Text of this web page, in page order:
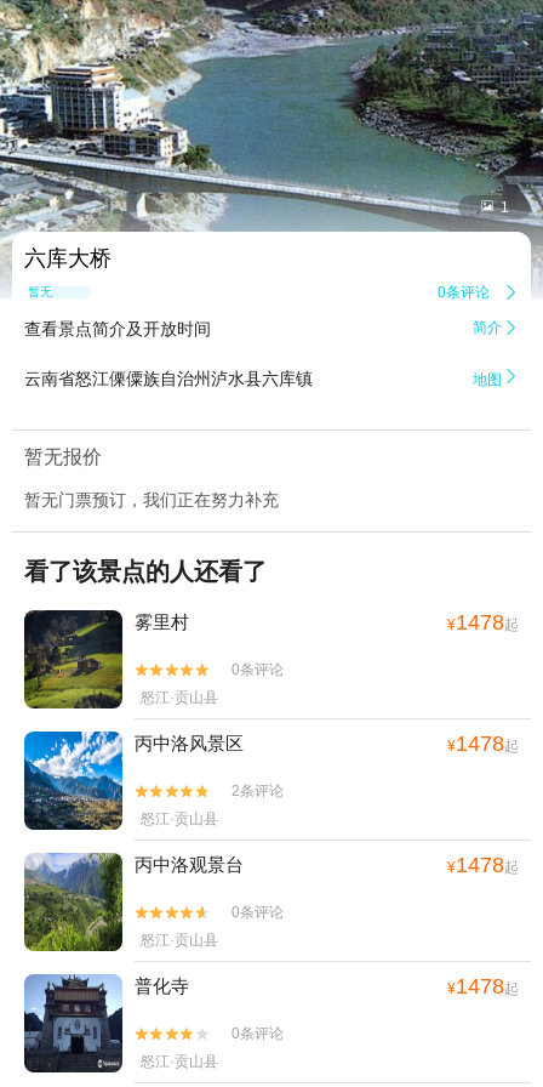
 1
六库大桥
暂无点评 0条评论 
查看景点简介及开放时间 简介 
云南省怒江傈僳族自治州泸水县六库镇 地图 
暂无报价
暂无门票预订，我们正在努力补充
看了该景点的人还看了
雾里村 ¥1478起


0条评论
怒江·贡山县
丙中洛风景区 ¥1478起


2条评论
怒江·贡山县
丙中洛观景台 ¥1478起


0条评论
怒江·贡山县
普化寺 ¥1478起


0条评论
怒江·贡山县
